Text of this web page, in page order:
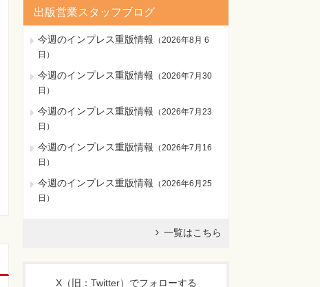
出版営業スタッフブログ
今週のインプレス重版情報 （2026年8月 6
日 ）
今週のインプレス重版情報 （2026年7月30
日 ）
今週のインプレス重版情報 （2026年7月23
日 ）
今週のインプレス重版情報 （2026年7月16
日 ）
今週のインプレス重版情報 （2026年6月25
日 ）
一覧はこちら
X（旧：Twitter）でフォローする